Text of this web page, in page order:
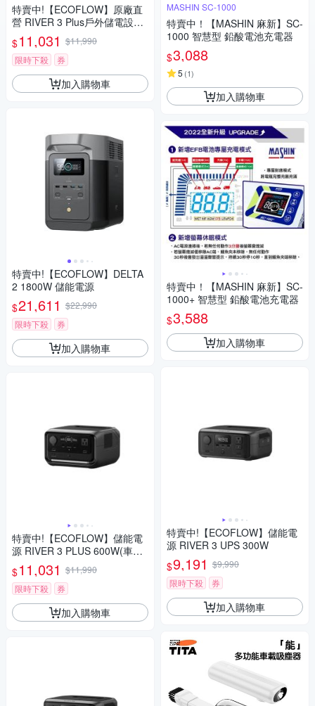
特賣中!【ECOFLOW】原廠直
營 RIVER 3 Plus戶外儲電設備
(儲能電源 防颱必備 停電神器)
$11,031 $11,990
限時下殺
券
加入購物車
特賣中!【ECOFLOW】DELTA
2 1800W 儲能電源
$21,611 $22,990
限時下殺
券
加入購物車
特賣中!【ECOFLOW】儲能電
源 RIVER 3 PLUS 600W(車麗
屋)
$11,031 $11,990
限時下殺
券
加入購物車
MASHIN SC-1000
特賣中！【MASHIN 麻新】SC-
1000 智慧型 鉛酸電池充電器
$3,088
5 (1)
加入購物車
特賣中！【MASHIN 麻新】SC-
1000+ 智慧型 鉛酸電池充電器
$3,588
加入購物車
特賣中!【ECOFLOW】儲能電
源 RIVER 3 UPS 300W
$9,191 $9,990
限時下殺
券
加入購物車